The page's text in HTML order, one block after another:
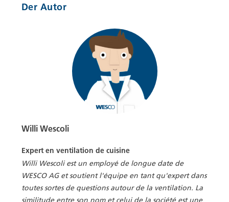
Der Autor
Willi Wescoli
Expert en ventilation de cuisine
Willi Wescoli est un employé de longue date de
WESCO AG et soutient l'équipe en tant qu'expert dans
toutes sortes de questions autour de la ventilation. La
similitude entre son nom et celui de la société est une